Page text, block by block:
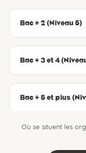
Bac + 2 (Niveau 5)
Bac + 3 et 4
Bac + 5 et plus
Où se situent les